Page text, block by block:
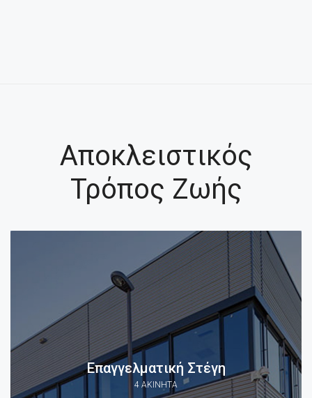
Αποκλειστικός
Τρόπος Ζωής
Επαγγελματική Στέγη
4 ΑΚΊΝΗΤΑ